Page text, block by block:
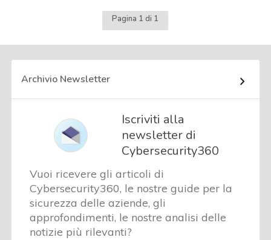
Pagina 1 di 1
Archivio Newsletter
Iscriviti alla
newsletter di
Cybersecurity360
Vuoi ricevere gli articoli di
Cybersecurity360, le nostre guide per la
sicurezza delle aziende, gli
approfondimenti, le nostre analisi delle
notizie più rilevanti?